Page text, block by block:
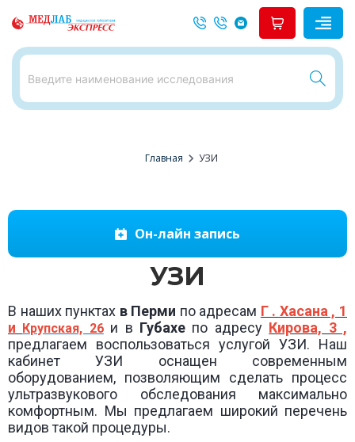
Главная chevron_right УЗИ
Он-лайн запись
УЗИ
В наших пунктах в Перми по адресам Г . Хасана , 1
и Крупская, 26и в Губахе по адресу Кирова, 3 ,
предлагаем воспользоваться услугой УЗИ. Наш
кабинет УЗИ оснащен современным
оборудованием, позволяющим сделать процесс
ультразвукового обследования максимально
комфортным. Мы предлагаем широкий перечень
видов такой процедуры.